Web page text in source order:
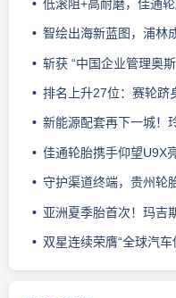
低滚阻+高耐磨，佳通
智绘出海新蓝图，浦林
斩获 “中国企业管理奥
排名上升27位：赛轮跻
新能源配套再下一城！
佳通轮胎携手仰望U9X亮
守护渠道终端，贵州轮胎
亚洲夏季胎首次！玛吉
双星连续荣膺“全球汽车